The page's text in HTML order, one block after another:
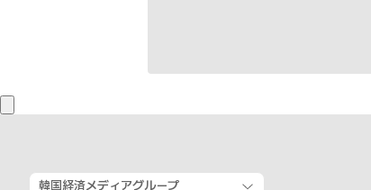
韓国経済メディアグループ